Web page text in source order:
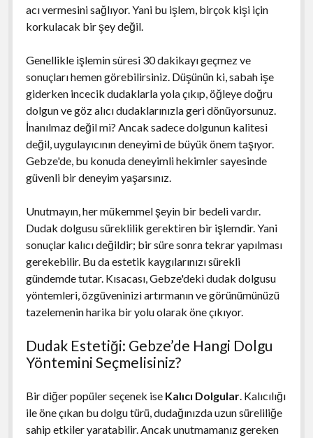
acı vermesini sağlıyor. Yani bu işlem, birçok kişi için
korkulacak bir şey değil.
Genellikle işlemin süresi 30 dakikayı geçmez ve
sonuçları hemen görebilirsiniz. Düşünün ki, sabah işe
giderken incecik dudaklarla yola çıkıp, öğleye doğru
dolgun ve göz alıcı dudaklarınızla geri dönüyorsunuz.
İnanılmaz değil mi? Ancak sadece dolgunun kalitesi
değil, uygulayıcının deneyimi de büyük önem taşıyor.
Gebze'de, bu konuda deneyimli hekimler sayesinde
güvenli bir deneyim yaşarsınız.
Unutmayın, her mükemmel şeyin bir bedeli vardır.
Dudak dolgusu süreklilik gerektiren bir işlemdir. Yani
sonuçlar kalıcı değildir; bir süre sonra tekrar yapılması
gerekebilir. Bu da estetik kaygılarınızı sürekli
gündemde tutar. Kısacası, Gebze'deki dudak dolgusu
yöntemleri, özgüveninizi artırmanın ve görünümünüzü
tazelemenin harika bir yolu olarak öne çıkıyor.
Dudak Estetiği: Gebze’de Hangi Dolgu
Yöntemini Seçmelisiniz?
Bir diğer popüler seçenek ise Kalıcı Dolgular. Kalıcılığı
ile öne çıkan bu dolgu türü, dudağınızda uzun süreliliğe
sahip etkiler yaratabilir. Ancak unutmamanız gereken